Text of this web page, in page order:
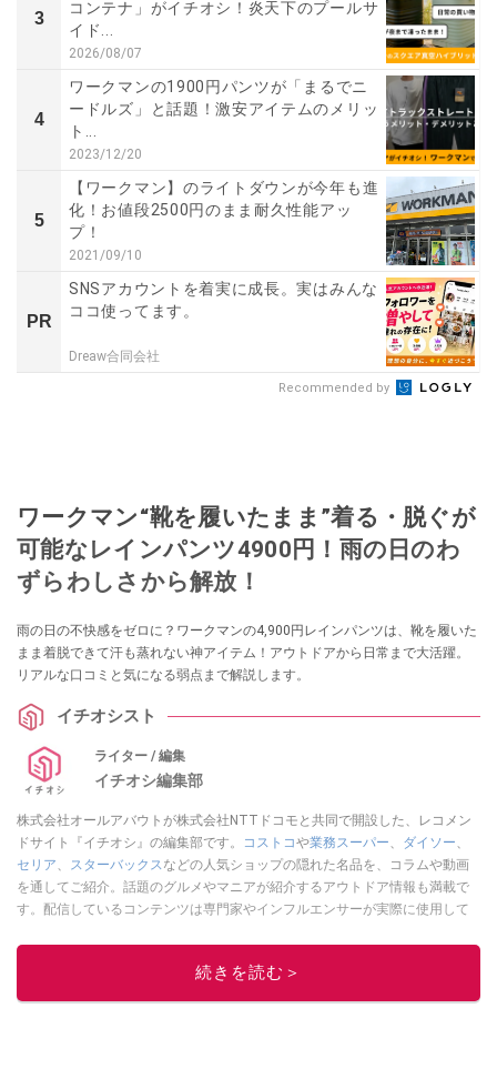
3
コンテナ」がイチオシ！炎天下のプールサ
イド...
2026/08/07
4
ワークマンの1900円パンツが「まるでニ
ードルズ」と話題！激安アイテムのメリッ
ト...
2023/12/20
5
【ワークマン】のライトダウンが今年も進
化！お値段2500円のまま耐久性能アッ
プ！
2021/09/10
PR
SNSアカウントを着実に成長。実はみんな
ココ使ってます。
Dreaw合同会社
Recommended by
ワークマン“靴を履いたまま”着る・脱ぐが
可能なレインパンツ4900円！雨の日のわ
ずらわしさから解放！
雨の日の不快感をゼロに？ワークマンの4,900円レインパンツは、靴を履いた
まま着脱できて汗も蒸れない神アイテム！アウトドアから日常まで大活躍。
リアルな口コミと気になる弱点まで解説します。
イチオシスト
ライター / 編集
イチオシ編集部
株式会社オールアバウトが株式会社NTTドコモと共同で開設した、レコメン
ドサイト『イチオシ』の編集部です。
コストコや業務スーパー ダイソー
セリア
スターバックス などの人気ショップの隠れた名品を、コラムや動画
を通してご紹介。話題のグルメやマニアが紹介するアウトドア情報も満載で
す。配信しているコンテンツは専門家やインフルエンサーが実際に使用して
ニュースでフォロー
続きを読む＞